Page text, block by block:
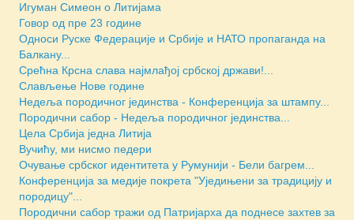
Игуман Симеон о Литијама
Говор од пре 23 године
Односи Руске Федерације и Србије и НАТО пропаганда на
Балкану...
Срећна Крсна слава најмлађој србској држави!...
Слављење Нове године
Недеља породичног јединства - Конференција за штампу...
Породични сабор - Недеља породичног јединства...
Цела Србија једна Литија
Вучићу, ми нисмо педери
Очување србског идентитета у Румунији - Бели багрем...
Конференција за медије покрета "Уједињени за традицију и
породицу"...
Породични сабор тражи од Патријарха да поднесе захтев за